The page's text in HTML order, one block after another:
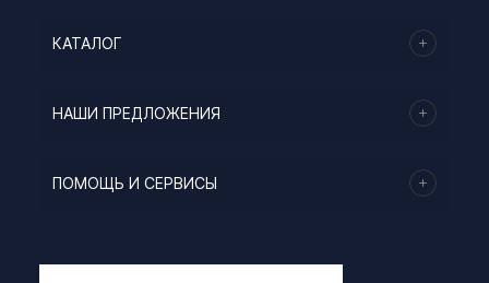
КАТАЛОГ
НАШИ ПРЕДЛОЖЕНИЯ
ПОМОЩЬ И СЕРВИСЫ